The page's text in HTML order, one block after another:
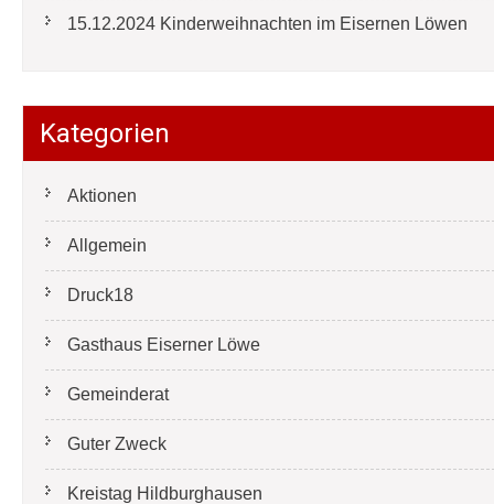
15.12.2024 Kinderweihnachten im Eisernen Löwen
Kategorien
Aktionen
Allgemein
Druck18
Gasthaus Eiserner Löwe
Gemeinderat
Guter Zweck
Kreistag Hildburghausen